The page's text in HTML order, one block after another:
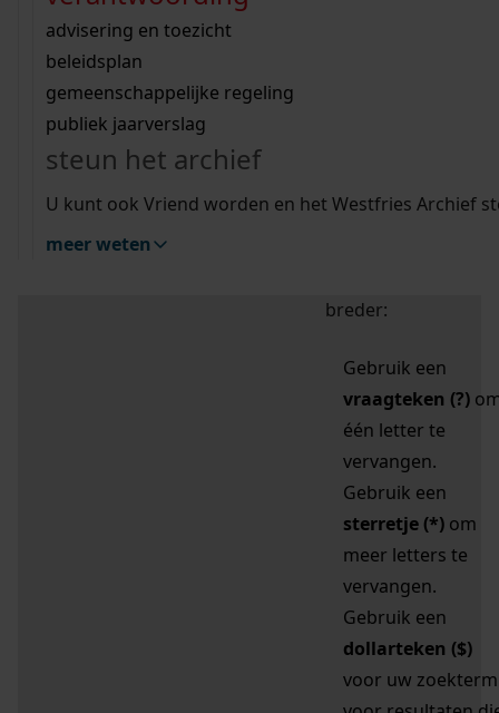
bouwvergunningen
omgevingsvergunningen
vergunningen
beeld en geluid
uitleg nodig?
Wij helpen u op weg met een aantal zoektips.
bekijk alle zoektips
Wij helpen u op weg met een aantal zoektips.
bekijk alle zoektips
bekijk ons geschiedenislokaal
advisering en toezicht
beleidsplan
gemeenschappelijke regeling
publiek jaarverslag
steun het archief
U kunt ook Vriend worden en het Westfries Archief
meer weten
zoektips
Mijn Studiezaal (inloggen)
uw zoekopdracht te
breder:
Gebruik een
vraagteken (?)
één letter te
vervangen.
Gebruik een
sterretje (*) om
meer letters te
vervangen.
Gebruik een
dollarteken ($)
voor uw zoekterm